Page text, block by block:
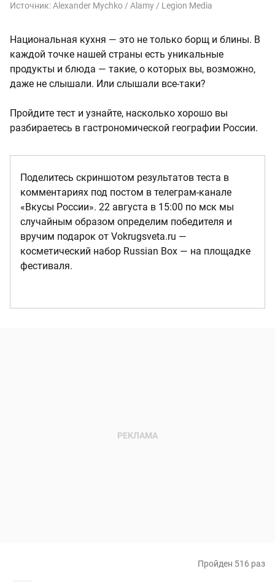
Источник:Alexander Mychko / Alamy / Legion Media
Национальная кухня — это не только борщ и блины. В
каждой точке нашей страны есть уникальные
продукты и блюда — такие, о которых вы, возможно,
даже не слышали. Или слышали все-таки?
Пройдите тест и узнайте, насколько хорошо вы
разбираетесь в гастрономической географии России.
Поделитесь скриншотом результатов теста в
комментариях под постом в телеграм-канале
«Вкусы России». 22 августа в 15:00 по мск мы
случайным образом определим победителя и
вручим подарок от Vokrugsveta.ru —
косметический набор Russian Box — на площадке
фестиваля.
Пройден 516 раз